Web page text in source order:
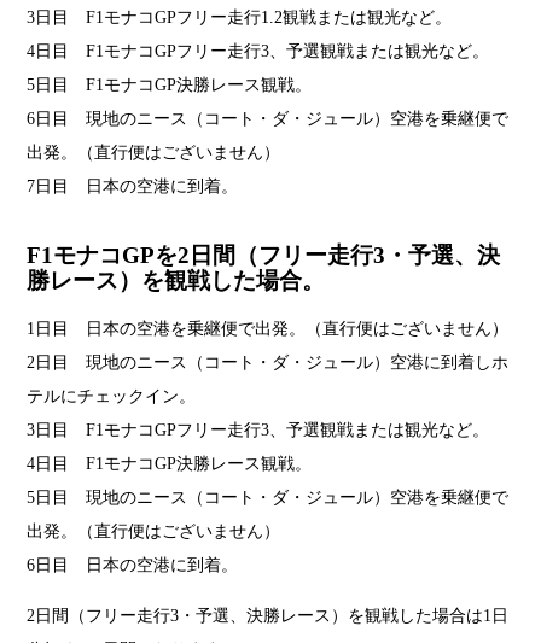
3日目 F1モナコGPフリー走行1.2観戦または観光など。
4日目 F1モナコGPフリー走行3、予選観戦または観光など。
5日目 F1モナコGP決勝レース観戦。
6日目 現地のニース（コート・ダ・ジュール）空港を乗継便で
出発。（直行便はございません）
7日目 日本の空港に到着。
F1モナコGPを2日間（フリー走行3・予選、決
勝レース）を観戦した場合。
1日目 日本の空港を乗継便で出発。（直行便はございません）
2日目 現地のニース（コート・ダ・ジュール）空港に到着しホ
テルにチェックイン。
3日目 F1モナコGPフリー走行3、予選観戦または観光など。
4日目 F1モナコGP決勝レース観戦。
5日目 現地のニース（コート・ダ・ジュール）空港を乗継便で
出発。（直行便はございません）
6日目 日本の空港に到着。
2日間（フリー走行3・予選、決勝レース）を観戦した場合は1日